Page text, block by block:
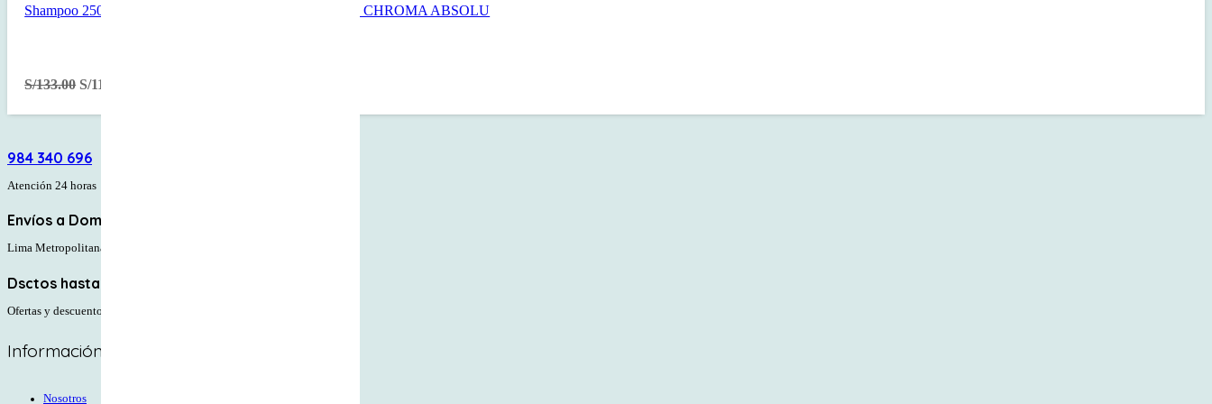
Shampoo 250ml Riche Chroma Respect Cabello Tinturado CHROMA ABSOLU
S/133.00 S/119.70
984 340 696
Atención 24 horas
Envíos a Domicilio
Lima Metropolitana y Provincias
Dsctos hasta 30%
Ofertas y descuentos
Información Corporativa
Nosotros